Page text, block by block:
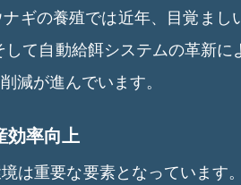
ギの養殖では近年、目覚まし
て自動給餌システムの革新に
減が進んでいます。
効率向上
は重要な要素となっています。